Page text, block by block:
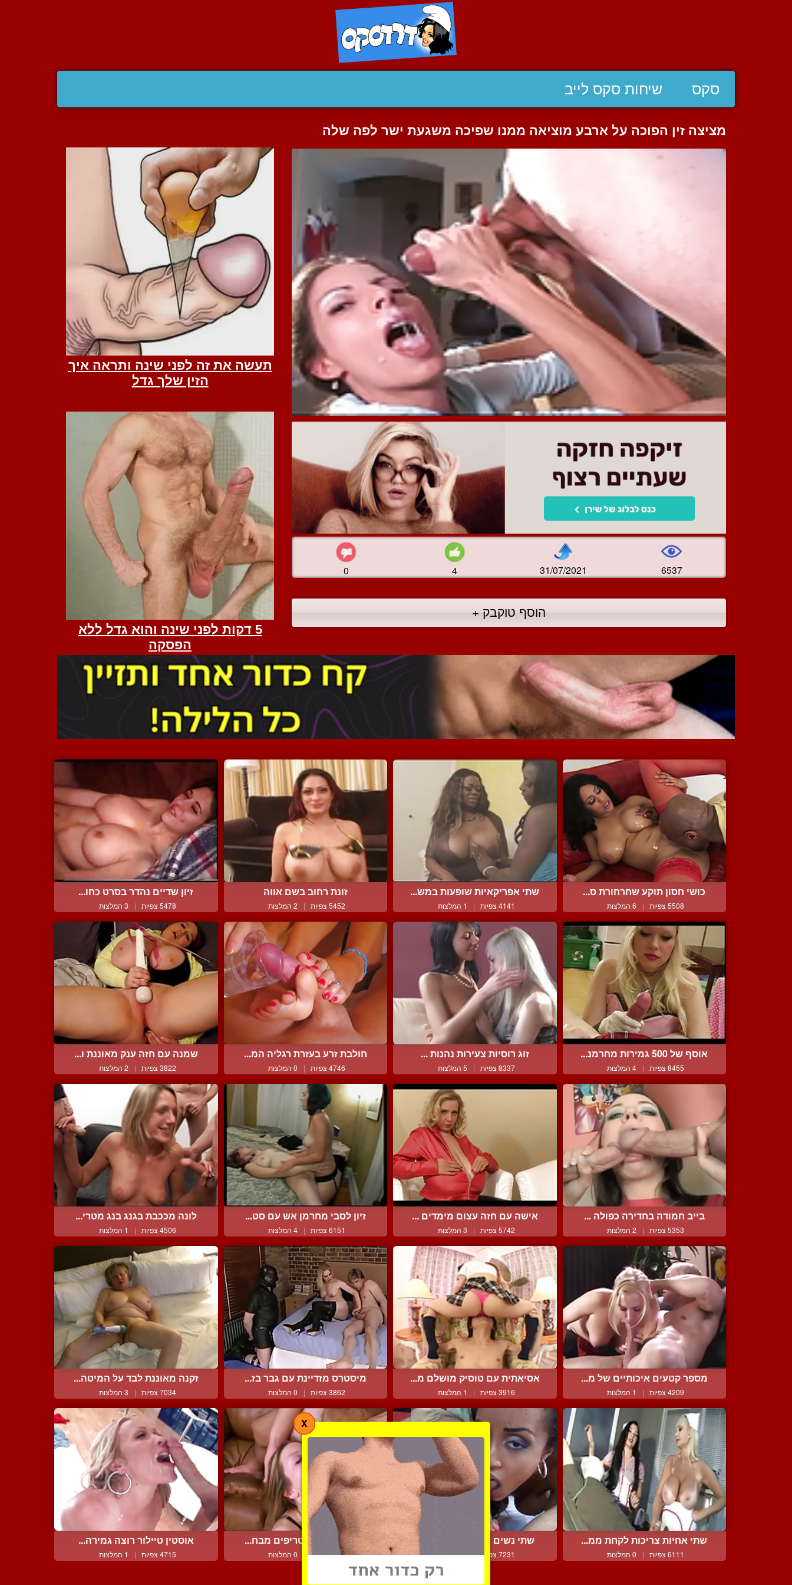
סקס שיחות סקס לייב
מציצה זין הפוכה על ארבע מוציאה ממנו שפיכה משגעת ישר לפה שלה
0 4 31/07/2021 6537
הוסף טוקבק +
כושי חסון תוקע שחרחורת ס...
5508 צפיות | 6 המלצות
שתי אפריקאיות שופעות במש...
4141 צפיות | 1 המלצות
זונת רחוב בשם אווה
5452 צפיות | 2 המלצות
זיון שדיים נהדר בסרט כחו...
5478 צפיות | 3 המלצות
אוסף של 500 גמירות מחרמנ...
8455 צפיות | 4 המלצות
זוג רוסיות צעירות נהנות ...
8337 צפיות | 5 המלצות
חולבת זרע בעזרת רגליה המ...
4746 צפיות | 0 המלצות
שמנה עם חזה ענק מאוננת ו...
3822 צפיות | 2 המלצות
בייב חמודה בחדירה כפולה ...
5353 צפיות | 2 המלצות
אישה עם חזה עצום מימדים ...
5742 צפיות | 3 המלצות
זיון לסבי מחרמן אש עם סט...
6151 צפיות | 4 המלצות
לונה מככבת בגנג בנג מטרי...
4506 צפיות | 1 המלצות
מספר קטעים איכותיים של מ...
4209 צפיות | 1 המלצות
אסיאתית עם טוסיק מושלם מ...
3916 צפיות | 1 המלצות
מיסטרס מזדיינת עם גבר בז...
3862 צפיות | 0 המלצות
זקנה מאוננת לבד על המיטה...
7034 צפיות | 3 המלצות
שתי אחיות צריכות לקחת ממ...
6111 צפיות | 0 המלצות
שתי נשים מלקקות זין ביחד...
7231 צפיות | 2 המלצות
ליקוקי ביצים מטריפים מבח...
4222 צפיות | 0 המלצות
אוסטין טיילור רוצה גמירה...
4715 צפיות | 1 המלצות
צור קשר
X